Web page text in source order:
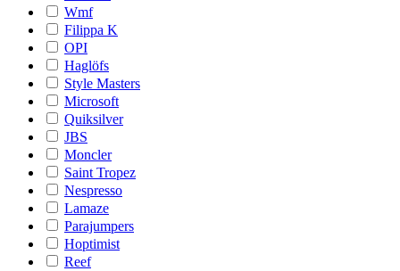
Wmf
Filippa K
OPI
Haglöfs
Style Masters
Microsoft
Quiksilver
JBS
Moncler
Saint Tropez
Nespresso
Lamaze
Parajumpers
Hoptimist
Reef